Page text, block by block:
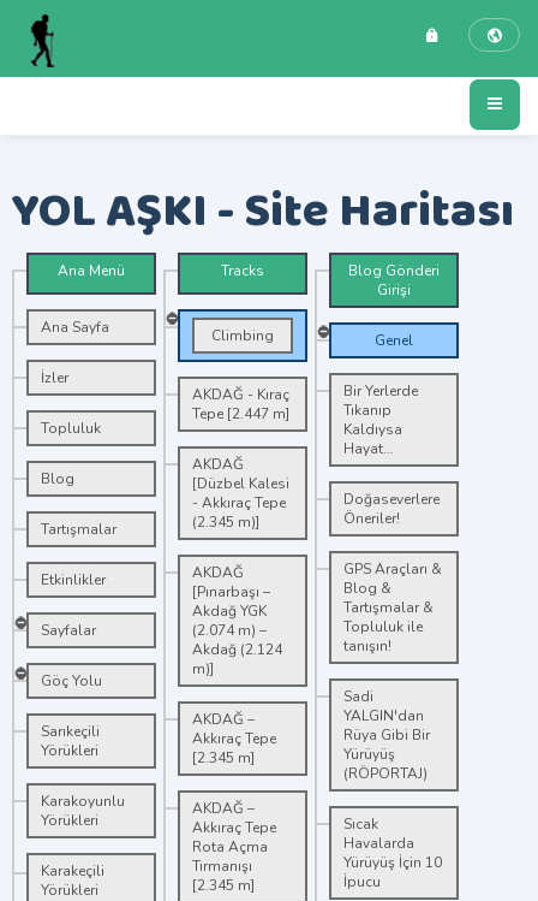
YOL AŞKI - Site Haritası
Ana Menü
Ana Sayfa
İzler
Topluluk
Blog
Tartışmalar
Etkinlikler
Sayfalar
Göç Yolu
Sarıkeçili
Yörükleri
Karakoyunlu
Yörükleri
Karakeçili
Yörükleri
Tracks
Climbing
AKDAĞ - Kıraç
Tepe [2.447 m]
AKDAĞ
[Düzbel Kalesi
- Akkıraç Tepe
(2.345 m)]
AKDAĞ
[Pınarbaşı –
Akdağ YGK
(2.074 m) –
Akdağ (2.124
m)]
AKDAĞ –
Akkıraç Tepe
[2.345 m]
AKDAĞ –
Akkıraç Tepe
Rota Açma
Tırmanışı
[2.345 m]
Blog Gönderi
Girişi
Genel
Bir Yerlerde
Tıkanıp
Kaldıysa
Hayat…
Doğaseverlere
Öneriler!
GPS Araçları &
Blog &
Tartışmalar &
Topluluk ile
tanışın!
Sadi
YALGIN'dan
Rüya Gibi Bir
Yürüyüş
(RÖPORTAJ)
Sıcak
Havalarda
Yürüyüş İçin 10
İpucu